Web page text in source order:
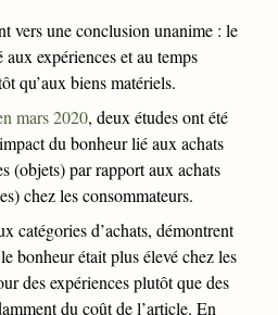
vers une conclusion unanime : le
expériences et au temps
qu’aux biens matériels.
mars 2020, deux études ont été
du bonheur lié aux achats
(objets) par rapport aux achats
chez les consommateurs.
catégories d’achats, démontrent
bonheur était plus élevé chez les
des expériences plutôt que des
du coût de l’article. En